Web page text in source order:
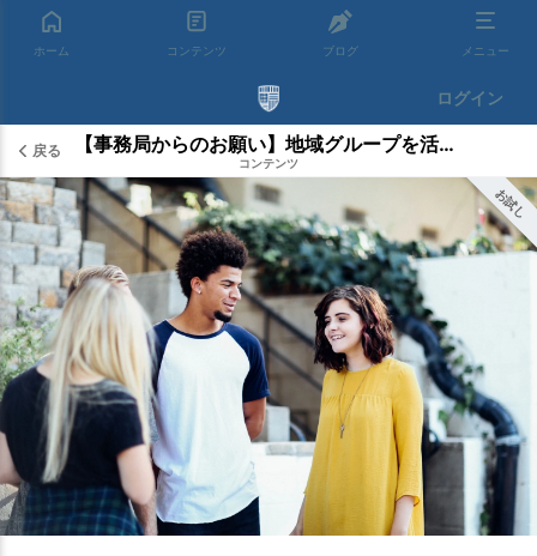
ホーム コンテンツ ブログ メニュー
ログイン
戻る 【事務局からのお願い】地域グループを活用しましょう
コンテンツ
お試し